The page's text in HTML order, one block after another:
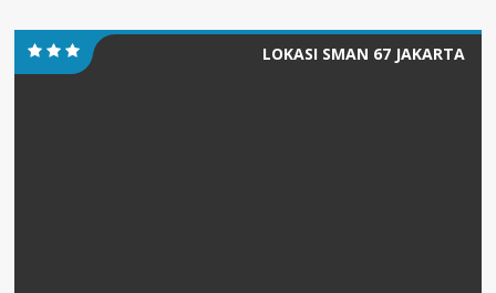
LOKASI SMAN 67 JAKARTA